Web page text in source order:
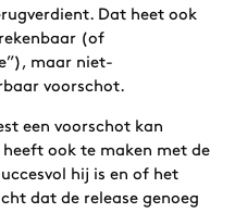
Dat heet ook
(of
maar niet-
voorschot.
een voorschot kan
ook te maken met de
hij is en of het
dat de release genoeg